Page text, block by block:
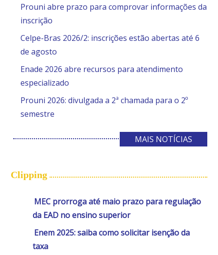
Prouni abre prazo para comprovar informações da
inscrição
Celpe-Bras 2026/2: inscrições estão abertas até 6
de agosto
Enade 2026 abre recursos para atendimento
especializado
Prouni 2026: divulgada a 2ª chamada para o 2º
semestre
MAIS NOTÍCIAS
Clipping
MEC prorroga até maio prazo para regulação
da EAD no ensino superior
Enem 2025: saiba como solicitar isenção da
taxa